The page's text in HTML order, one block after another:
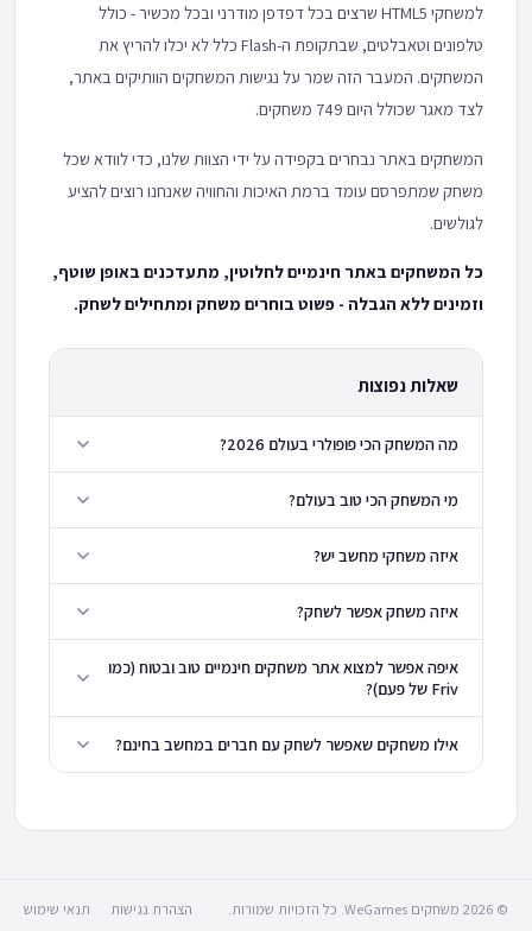
למשחקי HTML5 שרצים בכל דפדפן מודרני ובכל מכשיר - כולל
טלפונים וטאבלטים, שבתקופת ה-Flash כלל לא יכלו להריץ את
המשחקים. המעבר הזה שמר על נגישות המשחקים הוותיקים באתר,
לצד מאגר שכולל היום 749 משחקים.
המשחקים באתר נבחרים בקפידה על ידי הצוות שלנו, כדי לוודא שכל
משחק שמתפרסם עומד ברמת האיכות והחוויה שאנחנו רוצים להציע
לגולשים.
כל המשחקים באתר חינמיים לחלוטין, מתעדכנים באופן שוטף,
וזמינים ללא הגבלה - פשוט בוחרים משחק ומתחילים לשחק.
שאלות נפוצות
מה המשחק הכי פופולרי בעולם 2026?
מי המשחק הכי טוב בעולם?
איזה משחקי מחשב יש?
איזה משחק אפשר לשחק?
איפה אפשר למצוא אתר משחקים חינמיים טוב ובטוח (כמו
Friv של פעם)?
אילו משחקים שאפשר לשחק עם חברים במחשב בחינם?
© 2026 משחקים WeGames. כל הזכויות שמורות. הצהרת נגישות תנאי שימוש